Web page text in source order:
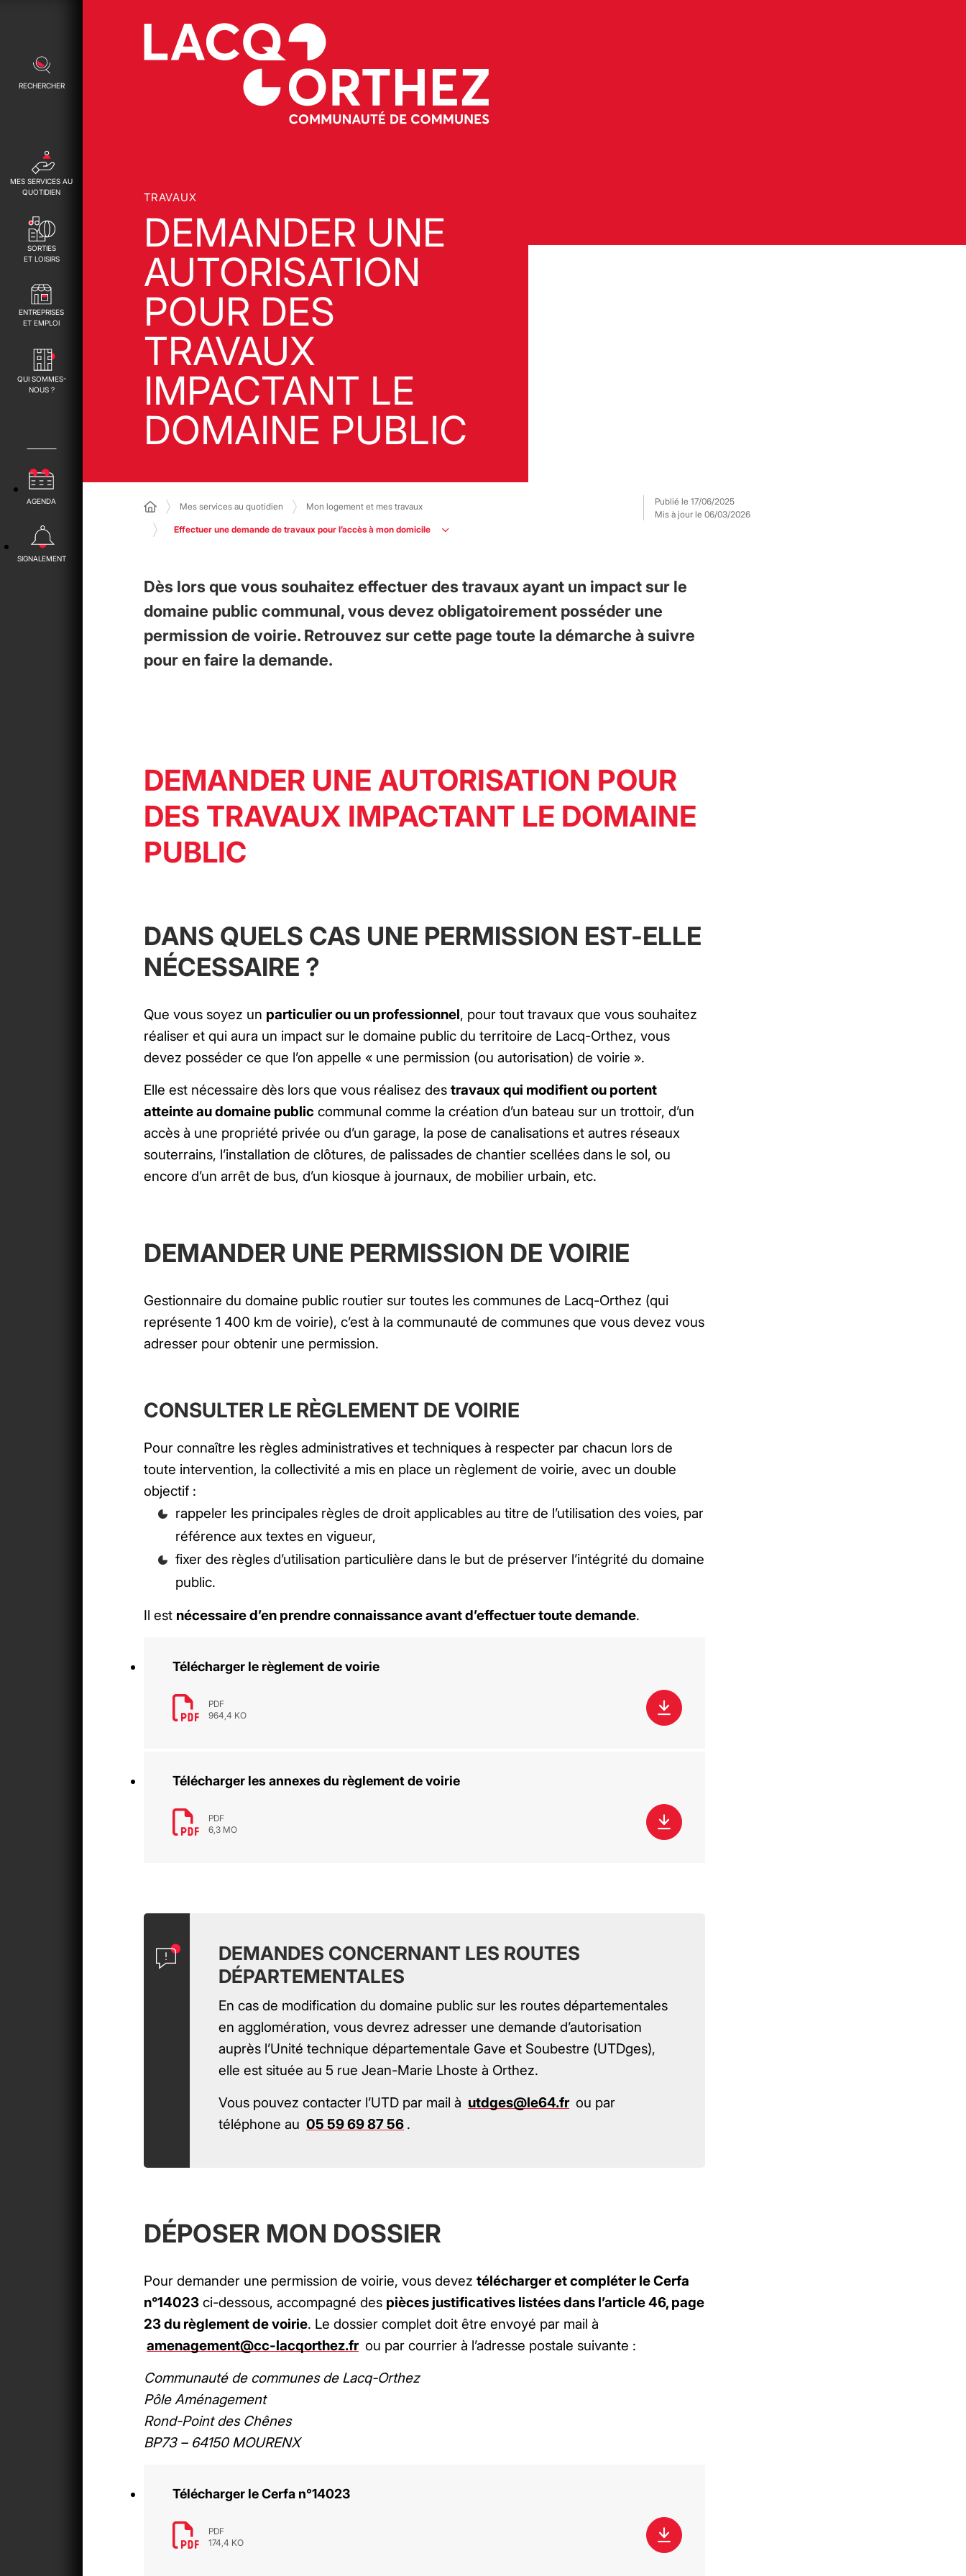
RECHERCHER
MES SERVICES AU
QUOTIDIEN
SORTIES
ET LOISIRS
ENTREPRISES
ET EMPLOI
QUI SOMMES-
NOUS ?
AGENDA
SIGNALEMENT
TRAVAUX
DEMANDER UNE
AUTORISATION
POUR DES
TRAVAUX
IMPACTANT LE
DOMAINE PUBLIC
Mes services au quotidien Mon logement et mes travaux
Effectuer une demande de travaux pour l’accès à mon domicile
Publié le 17/06/2025
Mis à jour le 06/03/2026
Dès lors que vous souhaitez effectuer des travaux ayant un impact sur le
domaine public communal, vous devez obligatoirement posséder une
permission de voirie. Retrouvez sur cette page toute la démarche à suivre
pour en faire la demande.
DEMANDER UNE AUTORISATION POUR
DES TRAVAUX IMPACTANT LE DOMAINE
PUBLIC
DANS QUELS CAS UNE PERMISSION EST-ELLE
NÉCESSAIRE ?
Que vous soyez un particulier ou un professionnel, pour tout travaux que vous souhaitez
réaliser et qui aura un impact sur le domaine public du territoire de Lacq-Orthez, vous
devez posséder ce que l’on appelle « une permission (ou autorisation) de voirie ».
Elle est nécessaire dès lors que vous réalisez des travaux qui modifient ou portent
atteinte au domaine public communal comme la création d’un bateau sur un trottoir, d’un
accès à une propriété privée ou d’un garage, la pose de canalisations et autres réseaux
souterrains, l’installation de clôtures, de palissades de chantier scellées dans le sol, ou
encore d’un arrêt de bus, d’un kiosque à journaux, de mobilier urbain, etc.
DEMANDER UNE PERMISSION DE VOIRIE
Gestionnaire du domaine public routier sur toutes les communes de Lacq-Orthez (qui
représente 1 400 km de voirie), c’est à la communauté de communes que vous devez vous
adresser pour obtenir une permission.
CONSULTER LE RÈGLEMENT DE VOIRIE
Pour connaître les règles administratives et techniques à respecter par chacun lors de
toute intervention, la collectivité a mis en place un règlement de voirie, avec un double
objectif :
rappeler les principales règles de droit applicables au titre de l’utilisation des voies, par
référence aux textes en vigueur,
fixer des règles d’utilisation particulière dans le but de préserver l’intégrité du domaine
public.
Il est nécessaire d’en prendre connaissance avant d’effectuer toute demande.
Télécharger le règlement de voirie
PDF
964,4 KO
Télécharger les annexes du règlement de voirie
PDF
6,3 MO
DEMANDES CONCERNANT LES ROUTES
DÉPARTEMENTALES
En cas de modification du domaine public sur les routes départementales
en agglomération, vous devrez adresser une demande d’autorisation
auprès l’Unité technique départementale Gave et Soubestre (UTDges),
elle est située au 5 rue Jean-Marie Lhoste à Orthez.
Vous pouvez contacter l’UTD par mail à utdges@le64.fr ou par
téléphone au 05 59 69 87 56 .
DÉPOSER MON DOSSIER
Pour demander une permission de voirie, vous devez télécharger et compléter le Cerfa
n°14023 ci-dessous, accompagné des pièces justificatives listées dans l’article 46, page
23 du règlement de voirie. Le dossier complet doit être envoyé par mail à
amenagement@cc-lacqorthez.fr ou par courrier à l’adresse postale suivante :
Communauté de communes de Lacq-Orthez
Pôle Aménagement
Rond-Point des Chênes
BP73 – 64150 MOURENX
Télécharger le Cerfa n°14023
PDF
174,4 KO